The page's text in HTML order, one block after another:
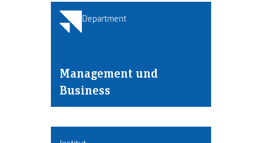
Department
Management und
Business